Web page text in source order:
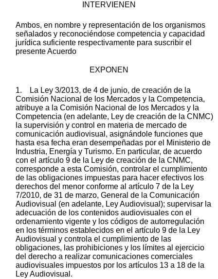
INTERVIENEN
Ambos, en nombre y representación de los organismos
señalados y reconociéndose competencia y capacidad
jurídica suficiente respectivamente para suscribir el
presente Acuerdo
EXPONEN
1. La Ley 3/2013, de 4 de junio, de creación de la
Comisión Nacional de los Mercados y la Competencia,
atribuye a la Comisión Nacional de los Mercados y la
Competencia (en adelante, Ley de creación de la CNMC)
la supervisión y control en materia de mercado de
comunicación audiovisual, asignándole funciones que
hasta esa fecha eran desempeñadas por el Ministerio de
Industria, Energía y Turismo. En particular, de acuerdo
con el artículo 9 de la Ley de creación de la CNMC,
corresponde a esta Comisión, controlar el cumplimiento
de las obligaciones impuestas para hacer efectivos los
derechos del menor conforme al artículo 7 de la Ley
7/2010, de 31 de marzo, General de la Comunicación
Audiovisual (en adelante, Ley Audiovisual); supervisar la
adecuación de los contenidos audiovisuales con el
ordenamiento vigente y los códigos de autorregulación
en los términos establecidos en el artículo 9 de la Ley
Audiovisual y controla el cumplimiento de las
obligaciones, las prohibiciones y los límites al ejercicio
del derecho a realizar comunicaciones comerciales
audiovisuales impuestos por los artículos 13 a 18 de la
Ley Audiovisual.